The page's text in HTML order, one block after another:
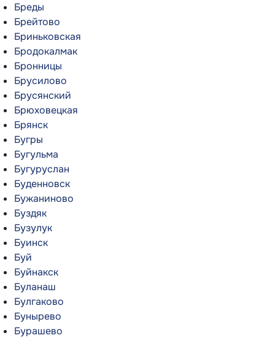
Бреды
Брейтово
Бриньковская
Бродокалмак
Бронницы
Брусилово
Брусянский
Брюховецкая
Брянск
Бугры
Бугульма
Бугуруслан
Буденновск
Бужаниново
Буздяк
Бузулук
Буинск
Буй
Буйнакск
Буланаш
Булгаково
Бунырево
Бурашево